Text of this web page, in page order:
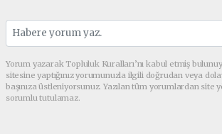
Yorum yazarak Topluluk Kuralları’nı kabul etmiş
sitesine yaptığınız yorumunuzla ilgili doğrudan veya
başınıza üstleniyorsunuz. Yazılan tüm yorumlardan site
sorumlu tutulamaz.